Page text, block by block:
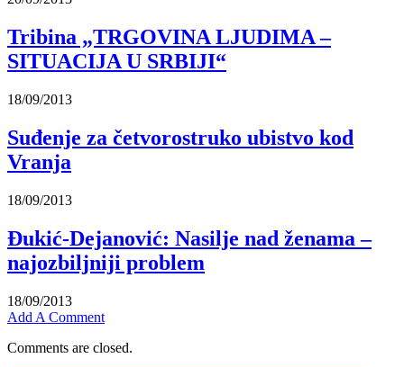
Tribina „TRGOVINA LJUDIMA –
SITUACIJA U SRBIJI“
18/09/2013
Suđenje za četvorostruko ubistvo kod
Vranja
18/09/2013
Đukić-Dejanović: Nasilje nad ženama –
najozbiljniji problem
18/09/2013
Add A Comment
Comments are closed.